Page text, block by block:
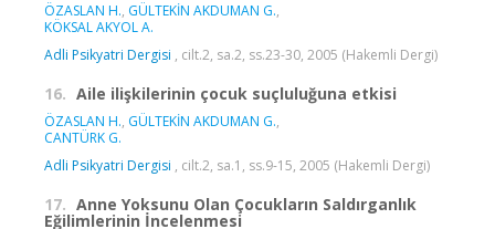
ÖZASLAN H., GÜLTEKİN AKDUMAN G.,
KÖKSAL AKYOL A.
Adli Psikyatri Dergisi , cilt.2, sa.2, ss.23-30, 2005 (Hakemli Dergi)
16. Aile ilişkilerinin çocuk suçluluğuna etkisi
ÖZASLAN H., GÜLTEKİN AKDUMAN G.,
CANTÜRK G.
Adli Psikyatri Dergisi , cilt.2, sa.1, ss.9-15, 2005 (Hakemli Dergi)
17. Anne Yoksunu Olan Çocukların Saldırganlık
Eğilimlerinin İncelenmesi